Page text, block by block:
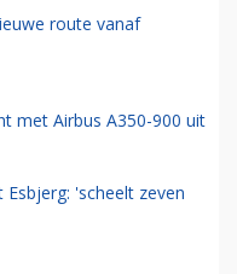
route vanaf
met Airbus A350-900 uit
'scheelt zeven